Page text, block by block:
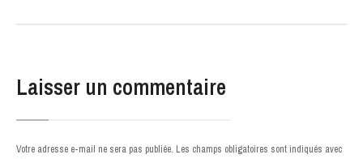
Laisser un commentaire
Votre adresse e-mail ne sera pas publiée. Les champs obligatoires sont indiqués avec